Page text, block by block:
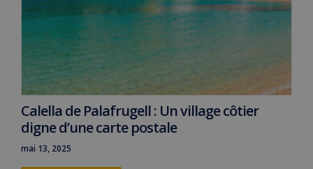
Calella de Palafrugell : Un village côtier
digne d’une carte postale
mai 13, 2025